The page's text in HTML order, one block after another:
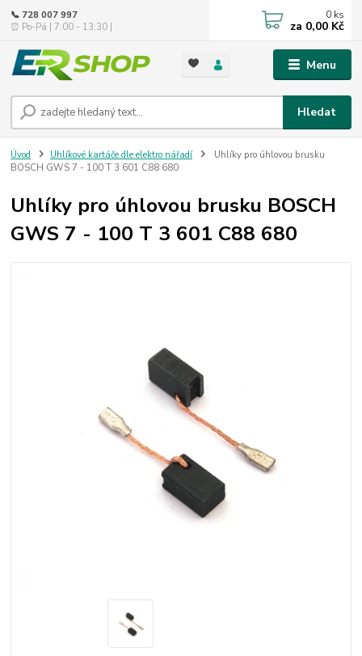
Menu
Hledat
📞 728 007 997
⏰ Po-Pá | 7:00 - 13:30 |
0 ks
za 0,00 Kč
Úvod Uhlíkové kartáče dle elektro nářadí
Uhlíky pro úhlovou brusku
BOSCH GWS 7 - 100 T 3 601 C88 680
Uhlíky pro úhlovou brusku BOSCH
GWS 7 - 100 T 3 601 C88 680